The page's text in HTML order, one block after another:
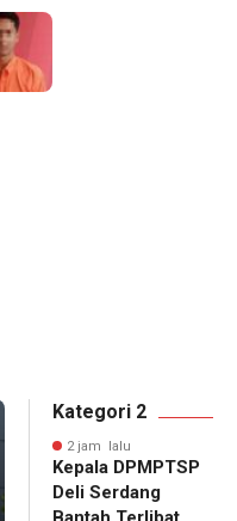
Kategori 2
2 jam lalu
Kepala DPMPTSP
Deli Serdang